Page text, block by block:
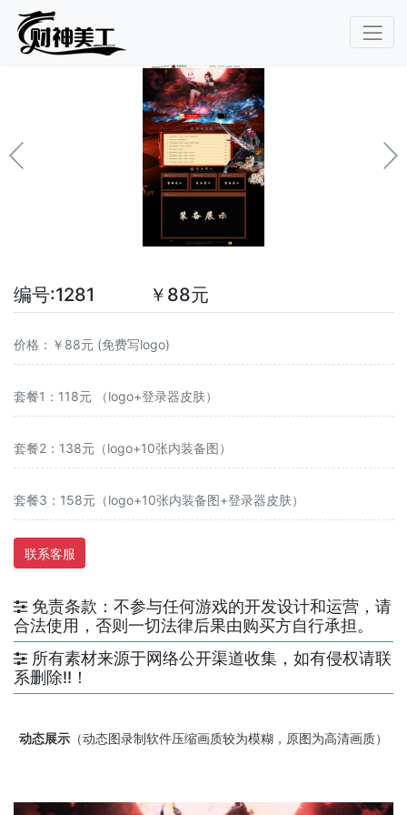
编号:1281 ￥88元
价格：￥88元 (免费写logo)
套餐1：118元 （logo+登录器皮肤）
套餐2：138元（logo+10张内装备图）
套餐3：158元（logo+10张内装备图+登录器皮肤）
联系客服
免责条款：不参与任何游戏的开发设计和运营，请
合法使用，否则一切法律后果由购买方自行承担。
所有素材来源于网络公开渠道收集，如有侵权请联
系删除!!！
动态展示 （动态图录制软件压缩画质较为模糊，原图为高清画质）